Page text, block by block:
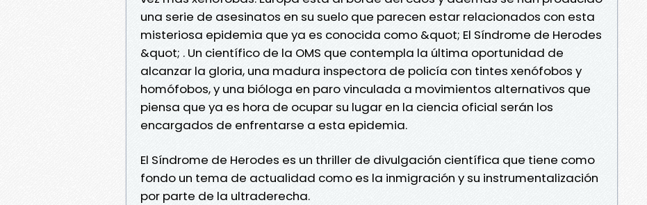
una serie de asesinatos en su suelo que parecen estar relacionados con esta
misteriosa epidemia que ya es conocida como &quot; El Síndrome de Herodes
&quot; . Un científico de la OMS que contempla la última oportunidad de
alcanzar la gloria, una madura inspectora de policía con tintes xenófobos y
homófobos, y una bióloga en paro vinculada a movimientos alternativos que
piensa que ya es hora de ocupar su lugar en la ciencia oficial serán los
encargados de enfrentarse a esta epidemia.
El Síndrome de Herodes es un thriller de divulgación científica que tiene como
fondo un tema de actualidad como es la inmigración y su instrumentalización
por parte de la ultraderecha.